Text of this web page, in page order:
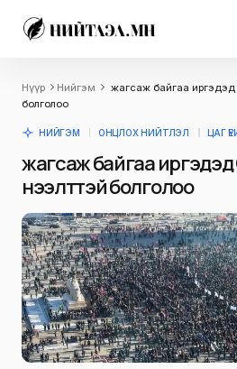
Нүүр Нийгэм
жагсаж байгаа иргэдэд
болголоо
НИЙГЭМ ОНЦЛОХ НИЙТЛЭЛ ЦАГ
жагсаж байгаа иргэдэд
нээлттэй болголоо